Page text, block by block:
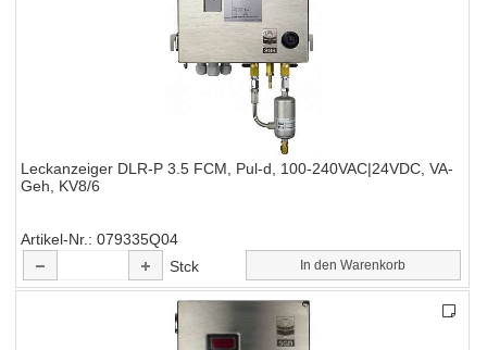
Leckanzeiger DLR-P 3.5 FCM, Pul-d, 100-240VAC|24VDC, VA-
Geh, KV8/6
Artikel-Nr.
079335Q04
Stck
In den Warenkorb